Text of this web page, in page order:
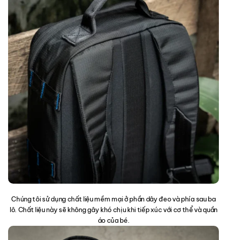
Chúng tôi sử dụng chất liệu mềm mại ở phần dây đeo và phía sau ba
lô. Chất liệu này sẽ không gây khó chịu khi tiếp xúc với cơ thể và quần
áo của bé.